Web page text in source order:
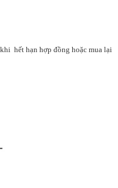
hết hạn hợp đồng hoặc mua lại